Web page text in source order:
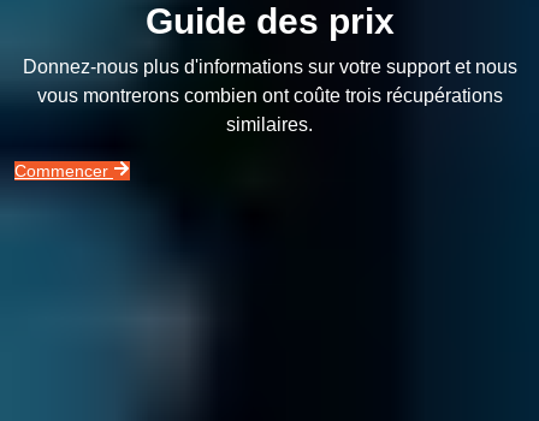
Guide des prix
Donnez-nous plus d'informations sur votre support et nous
vous montrerons combien ont coûte trois récupérations
similaires.
Commencer